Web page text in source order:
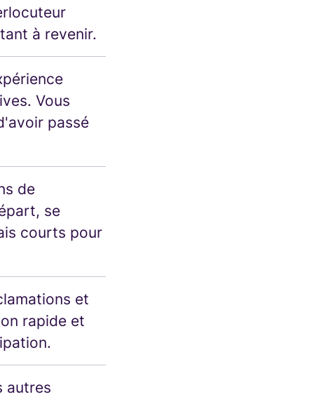
à revenir.
Vous
passé
de
se
courts pour
et
rapide et
autres